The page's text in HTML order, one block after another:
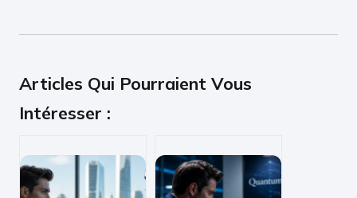
Articles Qui Pourraient Vous
Intéresser :